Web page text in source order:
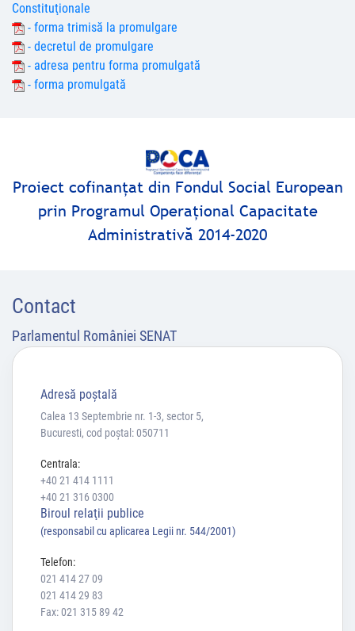
Constituţionale
- forma trimisă la promulgare
- decretul de promulgare
- adresa pentru forma promulgată
- forma promulgată
Proiect cofinanţat din Fondul Social European
prin Programul Operaţional Capacitate
Administrativă 2014-2020
Contact
Parlamentul României SENAT
Adresă poştală
Calea 13 Septembrie nr. 1-3, sector 5,
Bucuresti, cod poștal: 050711
Centrala:
+40 21 414 1111
+40 21 316 0300
Biroul relaţii publice
(responsabil cu aplicarea Legii nr. 544/2001)
Telefon:
021 414 27 09
021 414 29 83
Fax: 021 315 89 42